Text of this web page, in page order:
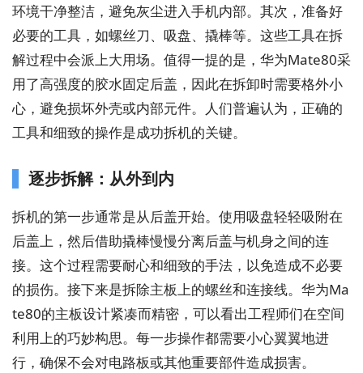
环境干净整洁，避免灰尘进入手机内部。其次，准备好
必要的工具，如螺丝刀、吸盘、撬棒等。这些工具在拆
解过程中会派上大用场。值得一提的是，华为Mate80采
用了高强度的胶水固定后盖，因此在拆卸时需要格外小
心，避免损坏外壳或内部元件。人们普遍认为，正确的
工具和细致的操作是成功拆机的关键。
逐步拆解：从外到内
拆机的第一步通常是从后盖开始。使用吸盘轻轻吸附在
后盖上，然后借助撬棒慢慢分离后盖与机身之间的连
接。这个过程需要耐心和细致的手法，以免造成不必要
的损伤。接下来是拆除主板上的螺丝和连接线。华为Ma
te80的主板设计紧凑而精密，可以看出工程师们在空间
利用上的巧妙构思。每一步操作都需要小心翼翼地进
行，确保不会对电路板或其他重要部件造成损害。